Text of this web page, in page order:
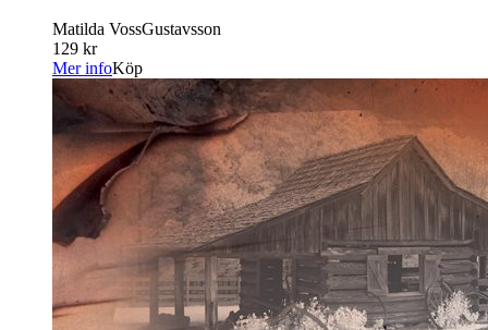
Matilda VossGustavsson
129 kr
Mer infoKöp